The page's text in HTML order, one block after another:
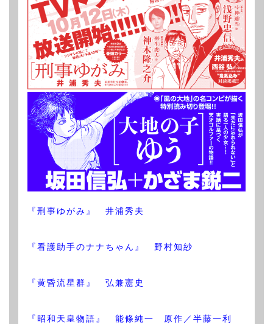
『刑事ゆがみ』 井浦秀夫
『看護助手のナナちゃん』 野村知紗
『黄昏流星群』 弘兼憲史
『昭和天皇物語』 能條純一 原作／半藤一利